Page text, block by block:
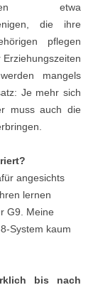
etwa
die ihre
pflegen
Erziehungszeiten
mangels
Je mehr sich
muss auch die
angesichts
lernen
G9. Meine
System kaum
bis nach